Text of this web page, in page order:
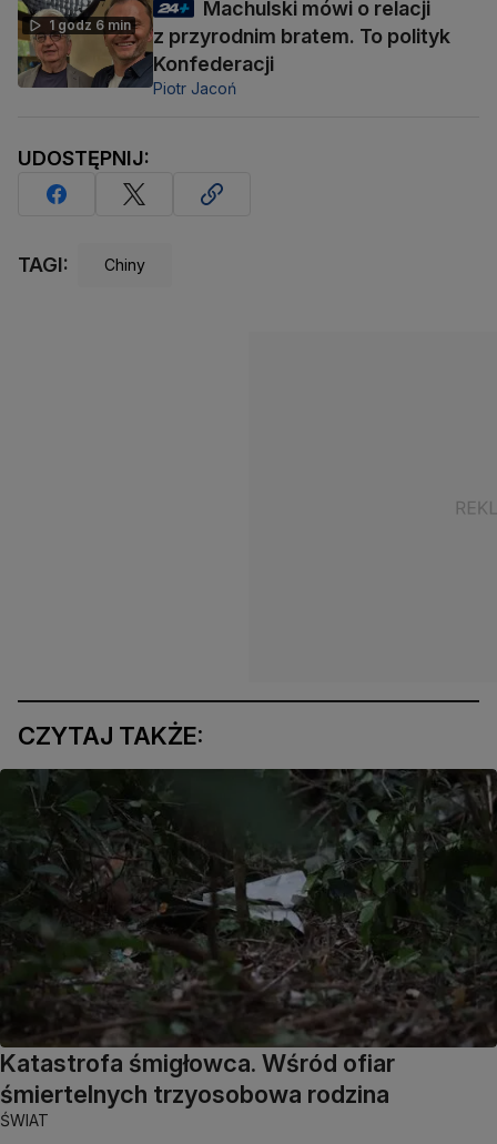
1 godz 6 min
Machulski mówi o relacji
z przyrodnim bratem. To polityk
Konfederacji
Piotr Jacoń
UDOSTĘPNIJ:
TAGI: Chiny
CZYTAJ TAKŻE:
Katastrofa śmigłowca. Wśród ofiar
śmiertelnych trzyosobowa rodzina
ŚWIAT